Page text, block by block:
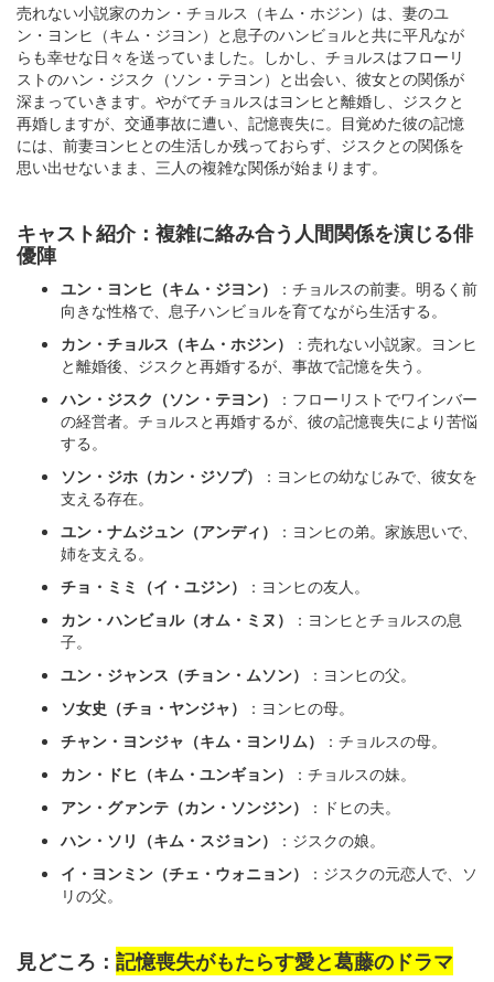
売れない小説家のカン・チョルス（キム・ホジン）は、妻のユ
ン・ヨンヒ（キム・ジヨン）と息子のハンビョルと共に平凡なが
らも幸せな日々を送っていました。しかし、チョルスはフローリ
ストのハン・ジスク（ソン・テヨン）と出会い、彼女との関係が
深まっていきます。やがてチョルスはヨンヒと離婚し、ジスクと
再婚しますが、交通事故に遭い、記憶喪失に。目覚めた彼の記憶
には、前妻ヨンヒとの生活しか残っておらず、ジスクとの関係を
思い出せないまま、三人の複雑な関係が始まります。
キャスト紹介：複雑に絡み合う人間関係を演じる俳
優陣
ユン・ヨンヒ（キム・ジヨン）
：チョルスの前妻。明るく前
向きな性格で、息子ハンビョルを育てながら生活する。
カン・チョルス（キム・ホジン）
：売れない小説家。ヨンヒ
と離婚後、ジスクと再婚するが、事故で記憶を失う。
ハン・ジスク（ソン・テヨン）
：フローリストでワインバー
の経営者。チョルスと再婚するが、彼の記憶喪失により苦悩
する。
ソン・ジホ（カン・ジソプ）
：ヨンヒの幼なじみで、彼女を
支える存在。
ユン・ナムジュン（アンディ）
：ヨンヒの弟。家族思いで、
姉を支える。
チョ・ミミ（イ・ユジン）
：ヨンヒの友人。
カン・ハンビョル（オム・ミヌ）
：ヨンヒとチョルスの息
子。
ユン・ジャンス（チョン・ムソン）
：ヨンヒの父。
ソ女史（チョ・ヤンジャ）
：ヨンヒの母。
チャン・ヨンジャ（キム・ヨンリム）
：チョルスの母。
カン・ドヒ（キム・ユンギョン）
：チョルスの妹。
アン・グァンテ（カン・ソンジン）
：ドヒの夫。
ハン・ソリ（キム・スジョン）
：ジスクの娘。
イ・ヨンミン（チェ・ウォニョン）
：ジスクの元恋人で、ソ
リの父。
見どころ： 記憶喪失がもたらす愛と葛藤のドラマ